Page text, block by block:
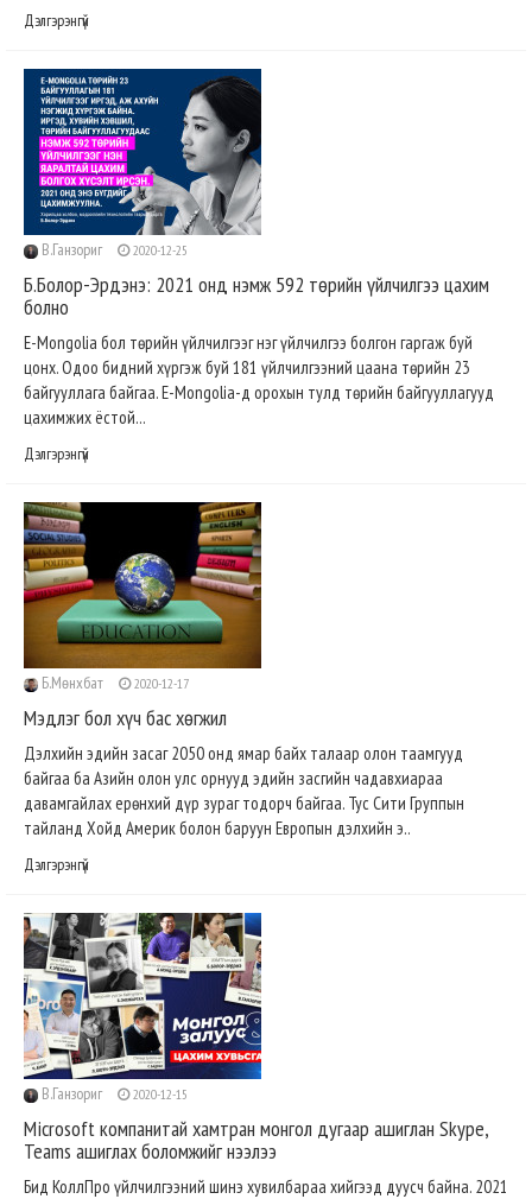
Дэлгэрэнгүй
В.Ганзориг 2020-12-25
Б.Болор-Эрдэнэ: 2021 онд нэмж 592 төрийн үйлчилгээ цахим
болно
E-Mongolia бол төрийн үйлчилгээг нэг үйлчилгээ болгон гаргаж буй
цонх. Одоо бидний хүргэж буй 181 үйлчилгээний цаана төрийн 23
байгууллага байгаа. E-Mongolia-д орохын тулд төрийн байгууллагууд
цахимжих ёстой...
Дэлгэрэнгүй
Б.Мөнхбат 2020-12-17
Мэдлэг бол хүч бас хөгжил
Дэлхийн эдийн засаг 2050 онд ямар байх талаар олон таамгууд
байгаа ба Азийн олон улс орнууд эдийн засгийн чадавхиараа
давамгайлах ерөнхий дүр зураг тодорч байгаа. Тус Сити Группын
тайланд Хойд Америк болон баруун Европын дэлхийн э..
Дэлгэрэнгүй
В.Ганзориг 2020-12-15
Microsoft компанитай хамтран монгол дугаар ашиглан Skype,
Teams ашиглах боломжийг нээлээ
Бид КоллПро үйлчилгээний шинэ хувилбараа хийгээд дуусч байна. 2021